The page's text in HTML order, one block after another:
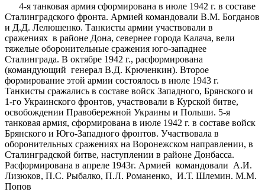
4-я танковая армия сформирована в июле 1942 г. в составе
Сталинградского фронта. Армией командовали В.М. Богданов
и Д.Д. Лелюшенко. Танкисты армии участвовали в
сражениях в районе Дона, севернее города Калача, вели
тяжелые оборонительные сражения юго-западнее
Сталинграда. В октябре 1942 г., расформирована
(командующий генерал В.Д. Крюченкин). Второе
формирование этой армии состоялось в июле 1943 г.
Танкисты сражались в составе войск Западного, Брянского и
1-го Украинского фронтов, участвовали в Курской битве,
освобождении Правобережной Украины и Польши. 5-я
танковая армия, сформирована в июле 1942 г. в составе войск
Брянского и Юго-Западного фронтов. Участвовала в
оборонительных сражениях на Воронежском направлении, в
Сталинградской битве, наступлении в районе Донбасса.
Расформирована в апреле 1943г. Армией командовали А.И.
Лизюков, П.С. Рыбалко, П.Л. Романенко, И.Т. Шлемин. М.М.
Попов